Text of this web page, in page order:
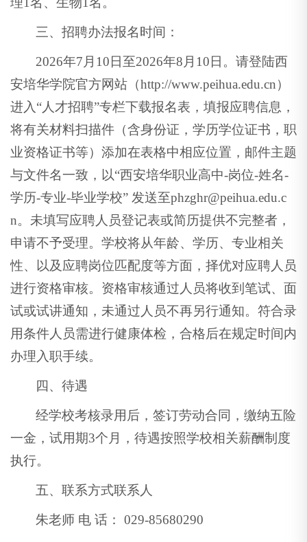
三、招聘办法报名时间：
2026年7月10日至2026年8月10日。请登陆西
安培华学院官方网站（http://www.peihua.edu.cn）
进入“人才招聘”专栏下载报名表，填报应聘信息，
将有关材料扫描件（含身份证，学历学位证书，职
业资格证书等）添加在表格中相应位置，邮件主题
与文件名一致，以“西安培华职业高中-岗位-姓名-
学历-专业-毕业学校” 发送至phzghr@peihua.edu.c
n。未填写应聘人员登记表或简历提供不完整者，
申请不予受理。学校将从年龄、学历、专业相关
性、以及应聘岗位匹配度等方面，择优对应聘人员
进行资格审核。资格审核通过人员将收到笔试、面
试或试讲通知，未通过人员不再另行通知。符合录
用条件人员需进行健康体检，合格后在规定时间内
办理入职手续。
四、待遇
经学校考核录用后，签订劳动合同，缴纳五险
一金，试用期3个月，待遇按照学校相关薪酬制度
执行。
五、联系方式联系人
朱老师 电 话： 029-85680290